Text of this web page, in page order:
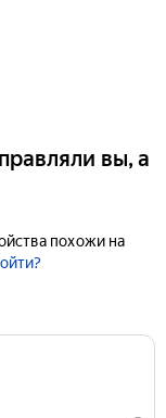
вы, а
похожи на